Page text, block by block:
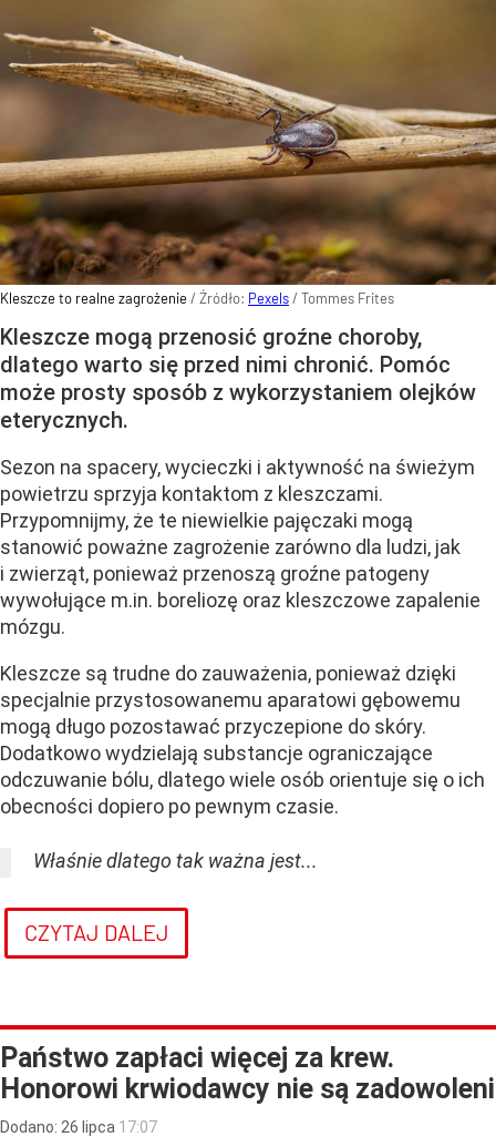
Kleszcze to realne zagrożenie/ Źródło: Pexels/ Tommes Frites
Kleszcze mogą przenosić groźne choroby,
dlatego warto się przed nimi chronić. Pomóc
może prosty sposób z wykorzystaniem olejków
eterycznych.
Sezon na spacery, wycieczki i aktywność na świeżym
powietrzu sprzyja kontaktom z kleszczami.
Przypomnijmy, że te niewielkie pajęczaki mogą
stanowić poważne zagrożenie zarówno dla ludzi, jak
i zwierząt, ponieważ przenoszą groźne patogeny
wywołujące m.in. boreliozę oraz kleszczowe zapalenie
mózgu.
Kleszcze są trudne do zauważenia, ponieważ dzięki
specjalnie przystosowanemu aparatowi gębowemu
mogą długo pozostawać przyczepione do skóry.
Dodatkowo wydzielają substancje ograniczające
odczuwanie bólu, dlatego wiele osób orientuje się o ich
obecności dopiero po pewnym czasie.
Właśnie dlatego tak ważna jest...
CZYTAJ DALEJ
Państwo zapłaci więcej za krew.
Honorowi krwiodawcy nie są zadowoleni
Dodano: 26 lipca 17:07